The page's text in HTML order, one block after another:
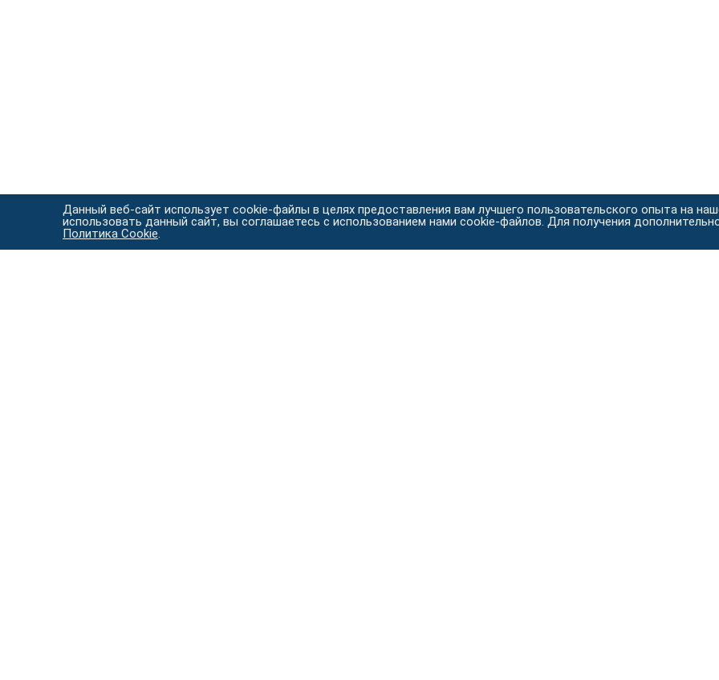
Данный веб-сайт использует cookie-файлы в целях предоставления вам лучшего пользовательского опыта на
использовать данный сайт, вы соглашаетесь с использованием нами cookie-файлов. Для получения
Политика Cookie.